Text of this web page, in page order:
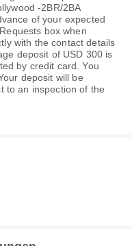
-2BR/2BA
of your expected
box when
with the contact details
deposit of USD 300 is
by credit card. You
deposit will be
to an inspection of the